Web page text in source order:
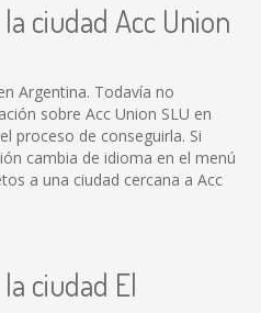
ciudad Acc Union
Argentina. Todavía no
sobre Acc Union SLU en
proceso de conseguirla. Si
cambia de idioma en el menú
a una ciudad cercana a Acc
ciudad El